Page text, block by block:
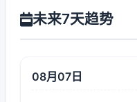
未来7天趋势
08月07日